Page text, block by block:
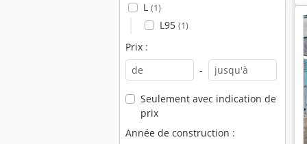
L (1)
L95 (1)
Prix :
-
Seulement avec indication de
prix
Année de construction :